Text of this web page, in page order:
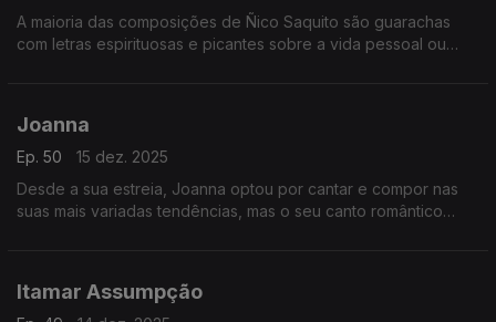
A maioria das composições de Ñico Saquito são guarachas
com letras espirituosas e picantes sobre a vida pessoal ou
Joanna
Ep. 50
15 dez. 2025
Desde a sua estreia, Joanna optou por cantar e compor nas
suas mais variadas tendências, mas o seu canto romântico
Itamar Assumpção